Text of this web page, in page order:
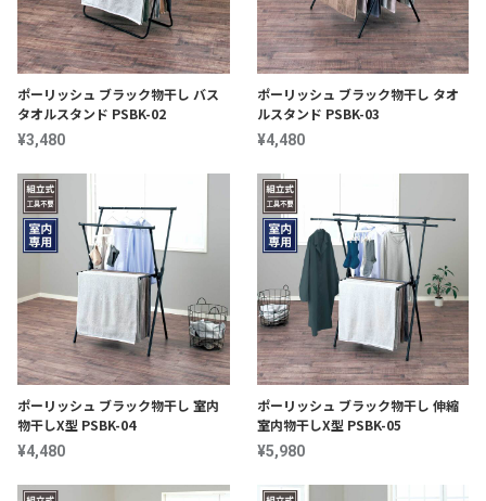
ポーリッシュ ブラック物干し バス
タオルスタンド PSBK-02
¥3,480
ポーリッシュ ブラック物干し タオ
ルスタンド PSBK-03
¥4,480
ポーリッシュ ブラック物干し 室内
物干しX型 PSBK-04
¥4,480
ポーリッシュ ブラック物干し 伸縮
室内物干しX型 PSBK-05
¥5,980